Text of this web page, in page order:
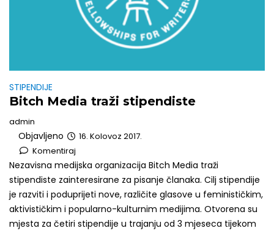
STIPENDIJE
Bitch Media traži stipendiste
admin
Objavljeno
16. Kolovoz 2017.
Komentiraj
Nezavisna medijska organizacija Bitch Media traži
stipendiste zainteresirane za pisanje članaka. Cilj stipendije
je razviti i poduprijeti nove, različite glasove u feminističkim,
aktivističkim i popularno-kulturnim medijima. Otvorena su
mjesta za četiri stipendije u trajanju od 3 mjeseca tijekom